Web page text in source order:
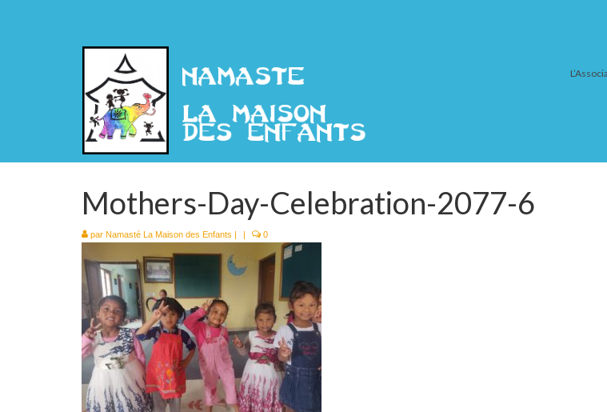
Mothers-Day-Celebration-2077-6
par Namasté La Maison des Enfants | | 0